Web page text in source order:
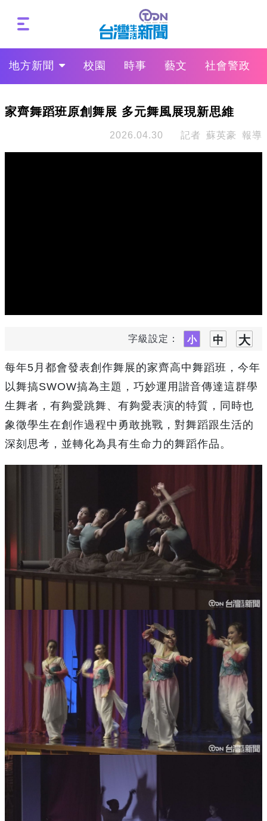
地方新聞 校園 時事 藝文 社會警政
家齊舞蹈班原創舞展 多元舞風展現新思維
2026.04.30 記者 蘇英豪 報導
字級設定：
每年5月都會發表創作舞展的家齊高中舞蹈班，今年
以舞搞SWOW搞為主題，巧妙運用諧音傳達這群學
生舞者，有夠愛跳舞、有夠愛表演的特質，同時也
象徵學生在創作過程中勇敢挑戰，對舞蹈跟生活的
深刻思考，並轉化為具有生命力的舞蹈作品。